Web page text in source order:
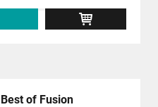
Best of Fusion